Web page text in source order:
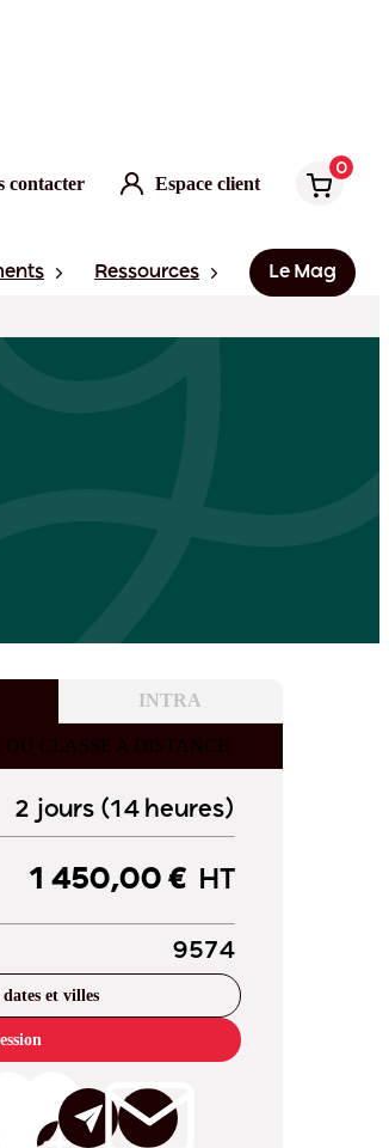
contacter Espace client
0
Ressources Le Mag
INTRA
OU CLASSE A DISTANCE
2 jours (14 heures)
1 450,00 €HT
9574
et villes